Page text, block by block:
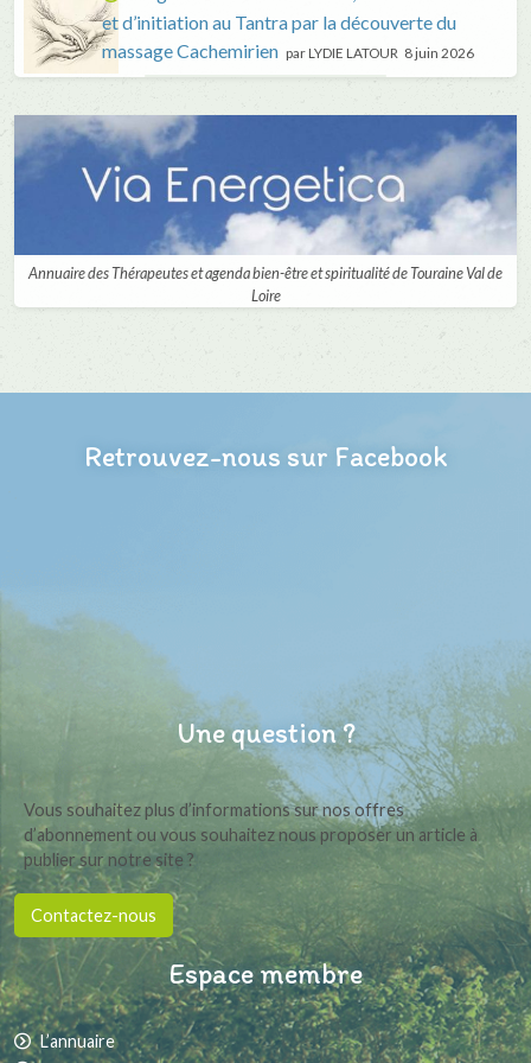
et d’initiation au Tantra par la découverte du
massage Cachemirien par LYDIE LATOUR 8 juin 2026
Annuaire des Thérapeutes et agenda bien-être et spiritualité de Touraine Val de
Loire
Retrouvez-nous sur Facebook
Une question ?
Vous souhaitez plus d’informations sur nos offres
d’abonnement ou vous souhaitez nous proposer un article à
publier sur notre site ?
Contactez-nous
Espace membre
L’annuaire